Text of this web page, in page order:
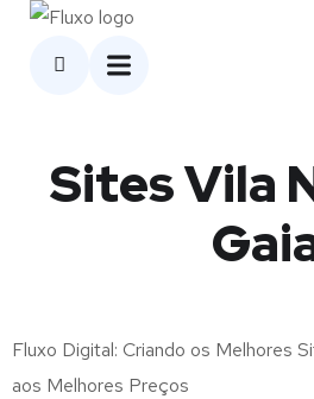
Sites Vila
Fluxo Digital: Criando os Melhores
aos Melhores Preços